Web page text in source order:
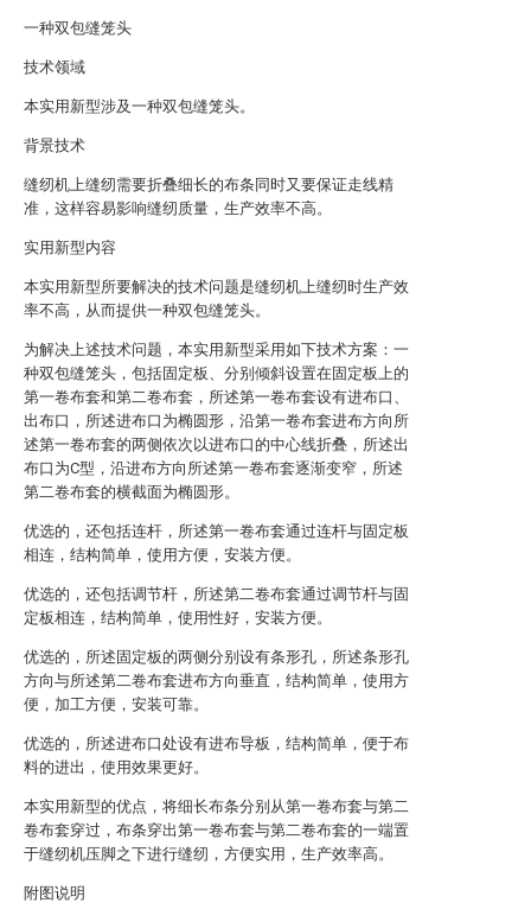
一种双包缝笼头
技术领域
本实用新型涉及一种双包缝笼头。
背景技术
缝纫机上缝纫需要折叠细长的布条同时又要保证走线精
准，这样容易影响缝纫质量，生产效率不高。
实用新型内容
本实用新型所要解决的技术问题是缝纫机上缝纫时生产效
率不高，从而提供一种双包缝笼头。
为解决上述技术问题，本实用新型采用如下技术方案：一
种双包缝笼头，包括固定板、分别倾斜设置在固定板上的
第一卷布套和第二卷布套，所述第一卷布套设有进布口、
出布口，所述进布口为椭圆形，沿第一卷布套进布方向所
述第一卷布套的两侧依次以进布口的中心线折叠，所述出
布口为C型，沿进布方向所述第一卷布套逐渐变窄，所述
第二卷布套的横截面为椭圆形。
优选的，还包括连杆，所述第一卷布套通过连杆与固定板
相连，结构简单，使用方便，安装方便。
优选的，还包括调节杆，所述第二卷布套通过调节杆与固
定板相连，结构简单，使用性好，安装方便。
优选的，所述固定板的两侧分别设有条形孔，所述条形孔
方向与所述第二卷布套进布方向垂直，结构简单，使用方
便，加工方便，安装可靠。
优选的，所述进布口处设有进布导板，结构简单，便于布
料的进出，使用效果更好。
本实用新型的优点，将细长布条分别从第一卷布套与第二
卷布套穿过，布条穿出第一卷布套与第二卷布套的一端置
于缝纫机压脚之下进行缝纫，方便实用，生产效率高。
附图说明